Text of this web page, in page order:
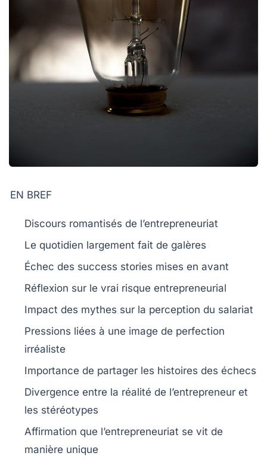
EN BREF
Discours romantisés de l’entrepreneuriat
Le quotidien largement fait de galères
Échec des success stories mises en avant
Réflexion sur le vrai risque entrepreneurial
Impact des mythes sur la perception du salariat
Pressions liées à une image de perfection
irréaliste
Importance de partager les histoires des échecs
Divergence entre la réalité de l’entrepreneur et
les stéréotypes
Affirmation que l’entrepreneuriat se vit de
manière unique